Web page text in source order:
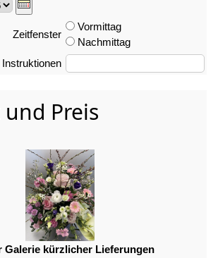
Zeitfenster
Vormittag
Nachmittag
Instruktionen
Preis
Galerie kürzlicher Lieferungen